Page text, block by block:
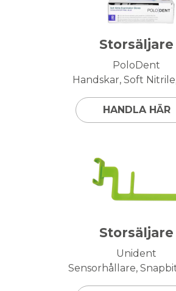
Storsäljare
PoloDent
Handskar, Soft
HANDLA HÄR
Storsäljare
Unident
Sensorhållare,